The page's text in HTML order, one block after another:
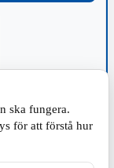
ska fungera.
för att förstå hur